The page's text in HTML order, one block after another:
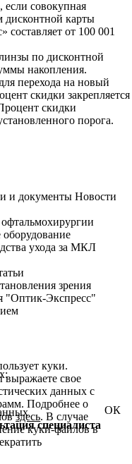
если совокупная
дисконтной карты
от 100 001
по дисконтной
накопления.
перехода на новый
скидки закрепляется
скидки
порога.
и документы Новости
ухода за МКЛ
зрения
"Оптик-Экспресс"
специалиста
куки.
выражаете свое
данных с
Подробнее о
здесь. В случае
куки-файлов в
ОК